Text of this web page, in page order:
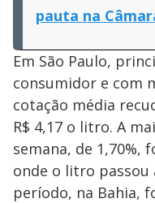
pauta na
Em São Paulo,
consumidor e com
cotação média
R$ 4,17 o litro. A
semana, de 1,70%,
onde o litro passou
período, na Bahia,